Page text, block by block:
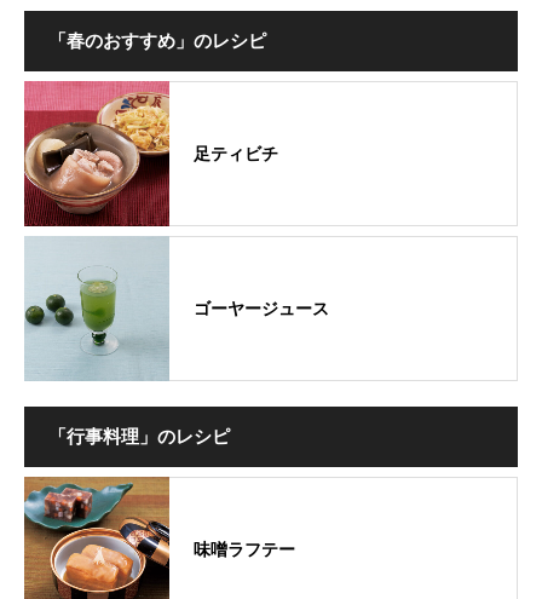
「春のおすすめ」のレシピ
足ティビチ
ゴーヤージュース
「行事料理」のレシピ
味噌ラフテー